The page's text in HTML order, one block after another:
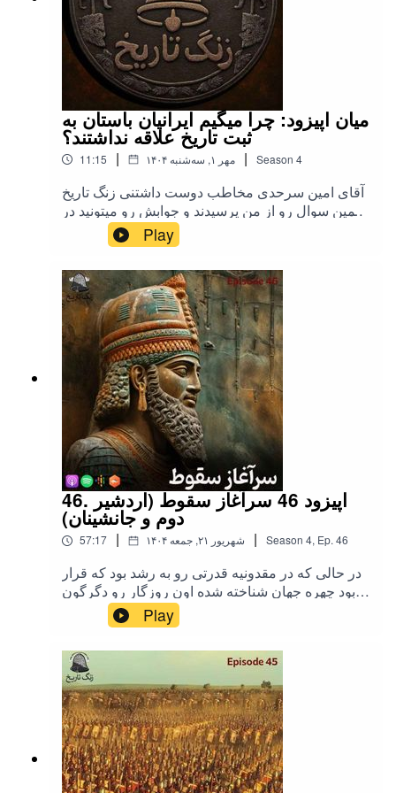
میان اپیزود: چرا میگیم ایرانیان باستان به
ثبت تاریخ علاقه نداشتند؟
11:15 | ۱۴۰۴ مهر ۱, سه‌شنبه | Season 4
آقای امین سرحدی مخاطب دوست داشتنی زنگ تاریخ
همین سوال رو از من پرسیدند و جوابش رو میتونید در
Play
46. اپیزود 46 سرآغاز سقوط (اردشیر
دوم و جانشینان)
57:17 | ۱۴۰۴ شهریور ۲۱, جمعه | Season 4, Ep. 46
در حالی که در مقدونیه قدرتی رو به رشد بود که قرار
بود چهره جهان شناخته شده اون روزگار رو دگرگون
کنه, حکومت هخامنشیان مشغول بازسازی زخمهایی
بود که به علت کهولت سن قرار نبود به این زودیها
خوب بشن.در این اپیزود شنونده سرگذشت اردشیر
دوم و سوم خواهید بود...تهیه, تدوین و اجرا: میلاد
نصرتیکاور: مونا یوسفی(پادکست بیوگرافی)اینستاگرام
زنگ تاریخ | حمایت مالی از زنگ تاریخ |تلگرام زنگ
تاریخیوتیوب زنگ تاریخ
Play